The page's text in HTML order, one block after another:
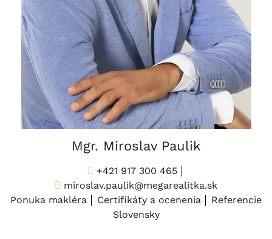
Mgr. Miroslav Paulik
+421 917 300 465
miroslav.paulik@megarealitka.sk
Ponuka makléra
Certifikáty a ocenenia
Referencie
Slovensky